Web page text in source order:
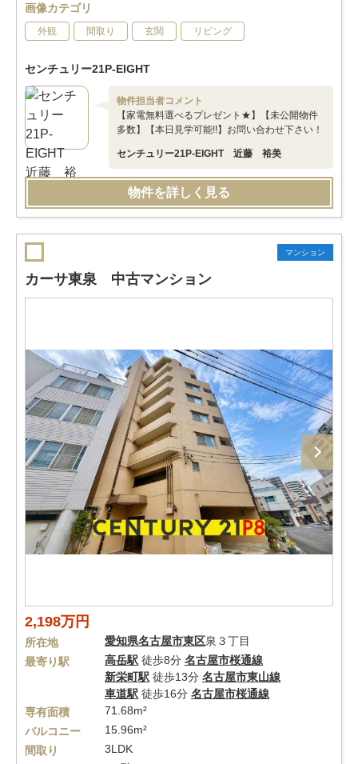
画像カテゴリ
外観 間取り 玄関 リビング
センチュリー21P-EIGHT
物件担当者コメント
【家電無料選べるプレゼント★】【未公開物件
多数】【本日見学可能!!】お問い合わせ下さい！
センチュリー21P-EIGHT 近藤 裕美
物件を詳しく見る
マンション
カーサ東泉 中古マンション
2,198万円
所在地 愛知県名古屋市東区泉３丁目
最寄り駅
高岳駅 徒歩8分 名古屋市桜通線
新栄町駅 徒歩13分 名古屋市東山線
車道駅 徒歩16分 名古屋市桜通線
専有面積
71.68m²
バルコニー
15.96m²
間取り
3LDK